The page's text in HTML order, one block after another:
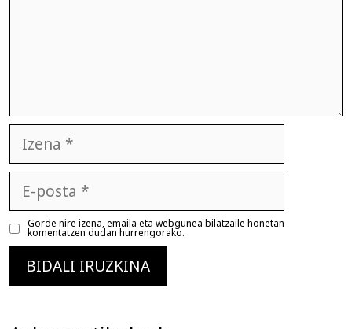
posta
Gorde nire izena, emaila eta webgunea bilatzaile honetan
komentatzen dudan hurrengorako.